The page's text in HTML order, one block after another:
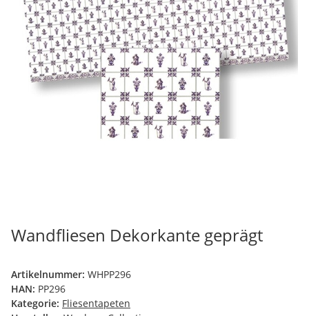
Wandfliesen Dekorkante geprägt
Artikelnummer: WHPP296
HAN: PP296
Kategorie: Fliesentapeten